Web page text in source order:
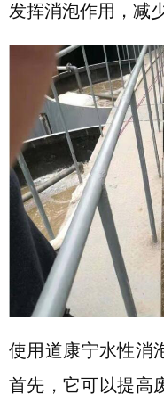
发挥消泡作用，减
使用道康宁水性消
首先，它可以提高